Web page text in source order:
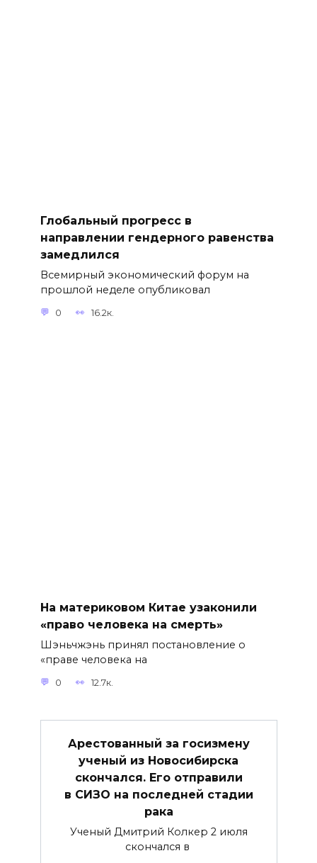
Глобальный прогресс в
направлении гендерного равенства
замедлился
Всемирный экономический форум на
прошлой неделе опубликовал
0 16.2к.
На материковом Китае узаконили
«право человека на смерть»
Шэньчжэнь принял постановление о
«праве человека на
0 12.7к.
Арестованный за госизмену
ученый из Новосибирска
скончался. Его отправили
в СИЗО на последней стадии
рака
Ученый Дмитрий Колкер 2 июля
скончался в